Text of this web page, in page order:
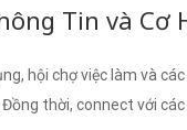
Tin và Cơ
hội chợ việc làm và
thời, connect với